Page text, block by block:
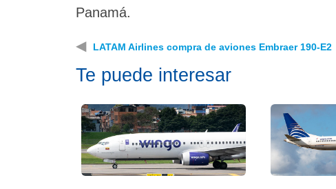
Panamá.
◀ LATAM Airlines compra de aviones Embraer 190-E2
Te puede interesar